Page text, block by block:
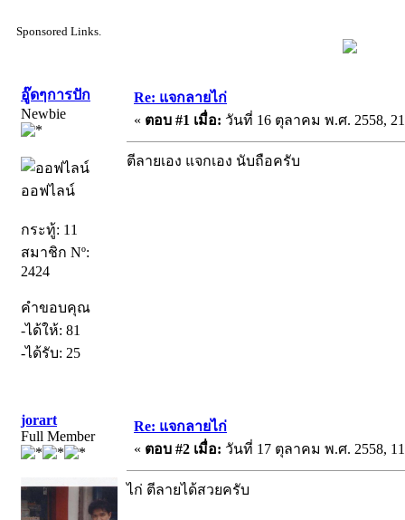
Sponsored Links.
อู๊ดๆการปัก
Newbie
ออฟไลน์
กระทู้: 11
สมาชิก Nº:
2424
คำขอบคุณ
-ได้ให้: 81
-ได้รับ: 25
Re: แจกลายไก่
« ตอบ #1 เมื่อ: วันที่ 16 ตุลาคม พ.ศ. 2558,
ตีลายเอง แจกเอง นับถือครับ
jorart
Full Member
Re: แจกลายไก่
« ตอบ #2 เมื่อ: วันที่ 17 ตุลาคม พ.ศ. 2558,
ไก่ ตีลายได้สวยครับ